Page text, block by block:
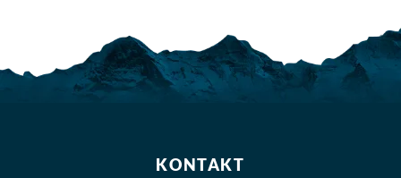
KONTAKT